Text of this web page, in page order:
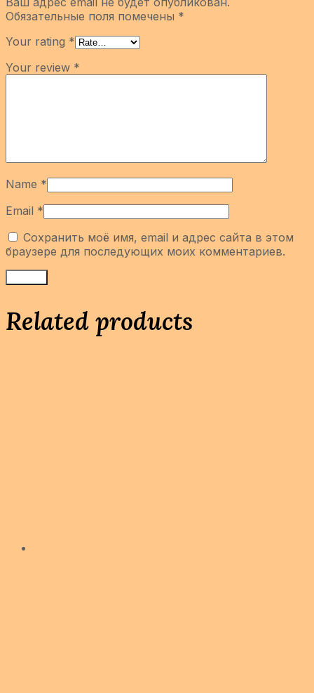
Обязательные поля помечены *
Your rating *
Your review *
Name *
Email *
Сохранить моё имя, email и адрес сайта в этом
браузере для последующих моих комментариев.
Related products